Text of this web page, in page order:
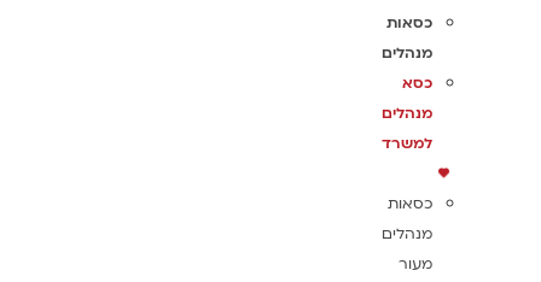
כסאות
מנהלים
כסא
מנהלים
למשרד
כסאות
מנהלים
מעור